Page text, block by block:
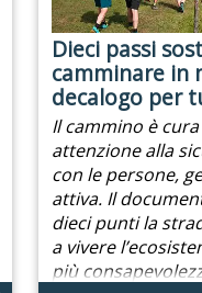
Dieci passi
camminare in
decalogo per
Il cammino è
attenzione alla
con le persone,
attiva. Il
dieci punti la
a vivere
più